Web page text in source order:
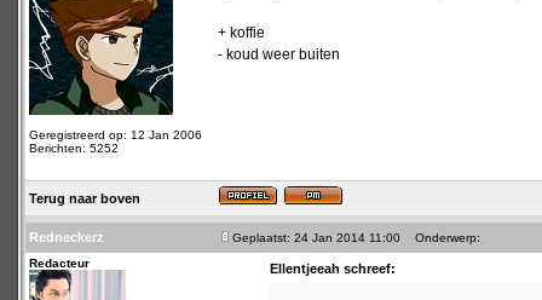
Geregistreerd op: 12 Jan 2006
Berichten: 5252
+ koffie
- koud weer buiten
Terug naar boven
Redneckerz Geplaatst: 24 Jan 2014 11:00
Onderwerp:
Redacteur
Ellentjeeah schreef: